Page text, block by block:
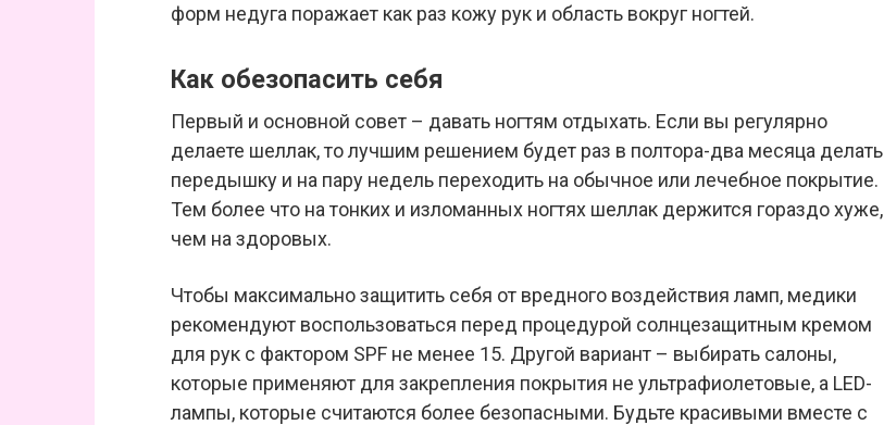
форм недуга поражает как раз кожу рук и область вокруг ногтей.
Как обезопасить себя
Первый и основной совет – давать ногтям отдыхать. Если вы регулярно
делаете шеллак, то лучшим решением будет раз в полтора-два месяца делать
передышку и на пару недель переходить на обычное или лечебное покрытие.
Тем более что на тонких и изломанных ногтях шеллак держится гораздо хуже,
чем на здоровых.
Чтобы максимально защитить себя от вредного воздействия ламп, медики
рекомендуют воспользоваться перед процедурой солнцезащитным кремом
для рук с фактором SPF не менее 15. Другой вариант – выбирать салоны,
которые применяют для закрепления покрытия не ультрафиолетовые, а LED-
лампы, которые считаются более безопасными. Будьте красивыми вместе с